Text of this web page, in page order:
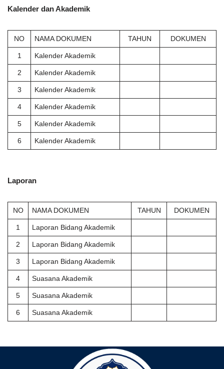
Kalender dan Akademik
NO NAMA DOKUMEN TAHUN DOKUMEN
1 Kalender Akademik
2 Kalender Akademik
3 Kalender Akademik
4 Kalender Akademik
5 Kalender Akademik
6 Kalender Akademik
Laporan
NO NAMA DOKUMEN TAHUN DOKUMEN
1 Laporan Bidang Akademik
2 Laporan Bidang Akademik
3 Laporan Bidang Akademik
4 Suasana Akademik
5 Suasana Akademik
6 Suasana Akademik